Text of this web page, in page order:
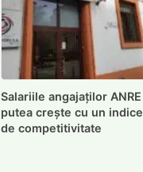
Salariile angajaților
putea crește cu un indice
de competitivitate